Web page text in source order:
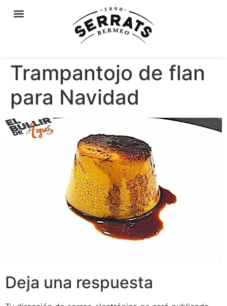
Trampantojo de flan
para Navidad
Deja una respuesta